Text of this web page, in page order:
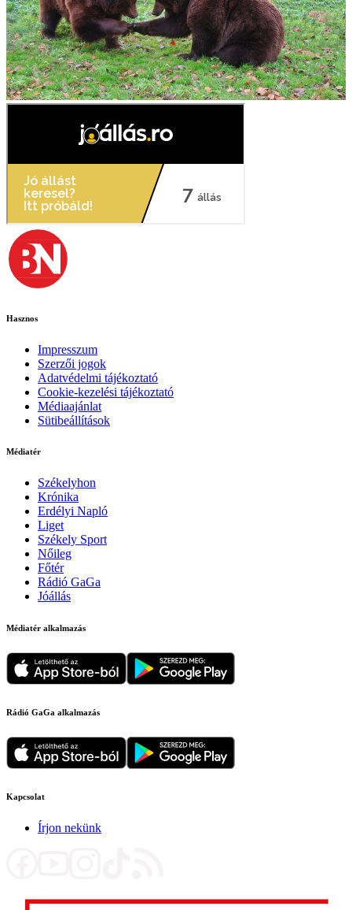
Hasznos
Impresszum
Szerzői jogok
Adatvédelmi tájékoztató
Cookie-kezelési tájékoztató
Médiaajánlat
Sütibeállítások
Médiatér
Székelyhon
Krónika
Erdélyi Napló
Liget
Székely Sport
Nőileg
Főtér
Rádió GaGa
Jóállás
Médiatér alkalmazás
Rádió GaGa alkalmazás
Kapcsolat
Írjon nekünk